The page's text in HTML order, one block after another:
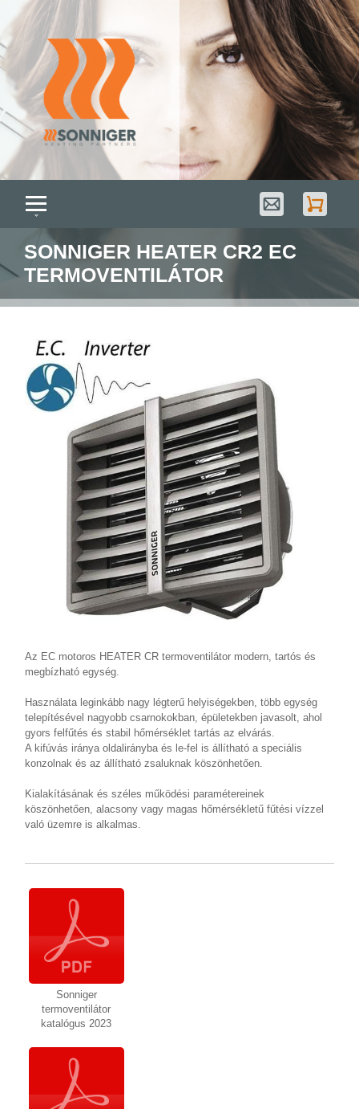
SONNIGER HEATER CR2 EC
TERMOVENTILÁTOR
Az EC motoros HEATER CR termoventilátor modern, tartós és
megbízható egység.
Használata leginkább nagy légterű helyiségekben, több egység
telepítésével nagyobb csarnokokban, épületekben javasolt, ahol
gyors felfűtés és stabil hőmérséklet tartás az elvárás.
A kifúvás iránya oldalirányba és le-fel is állítható a speciális
konzolnak és az állítható zsaluknak köszönhetően.
Kialakításának és széles működési paramétereinek
köszönhetően, alacsony vagy magas hőmérsékletű fűtési vízzel
való üzemre is alkalmas.
Sonniger
termoventilátor
katalógus 2023